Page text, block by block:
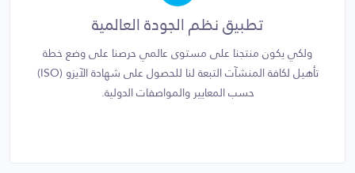
تطبيق نظم الجودة العالمية
ولكي يكون منتجنا على مستوى عالمي حرصنا على وضع خطة
تأهيل لكافة المنشآت التبعة لنا للحصول على شهادة الآيزو (ISO)
حسب المعايير والمواصفات الدولية.